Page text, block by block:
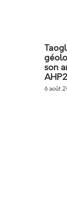
son
6 août